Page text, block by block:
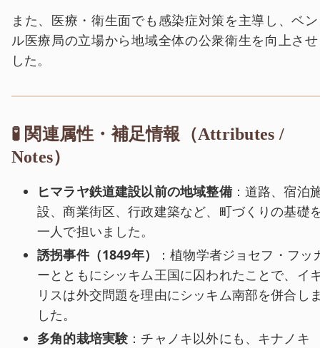
また、医療・衛生面でも感染症対策を主導し、ベ
ル医療局の立場から地域全体の公衆衛生を向上さ
した。
🧪 関連属性・補足情報（Attributes /
Notes）
ヒマラヤ鉄道建設以前の地域整備：道路、宿泊
設、商業街区、行政建築など、町づくりの基礎
一人で担いました。
誘拐事件（1849年）
：植物学者ジョセフ・フッ
ーとともにシッキム王国に囚われたことで、イ
リスは外交問題を理由にシッキム南部を併合し
した。
多角的栽培実験 ：チャノキ以外にも、キナノキ